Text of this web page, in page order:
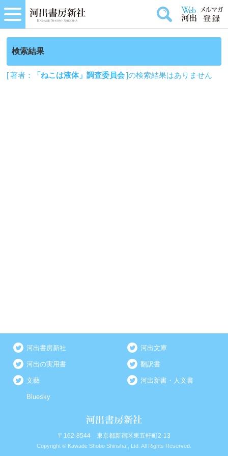
検索結果
[ 著者： 「ねこは液体」調査委員会]の検索結果はありません
河出書房新社 河出文庫
河出の実用書 翻訳書
文藝 河出新書・人文書
Bluesky
〒162-8544 東京都新宿区東五軒町2-13
Copyright © Kawade Shobo Shinsha., Ltd. All Rights Reserved.